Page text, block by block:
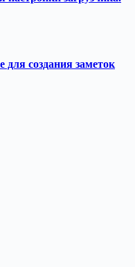
создания заметок